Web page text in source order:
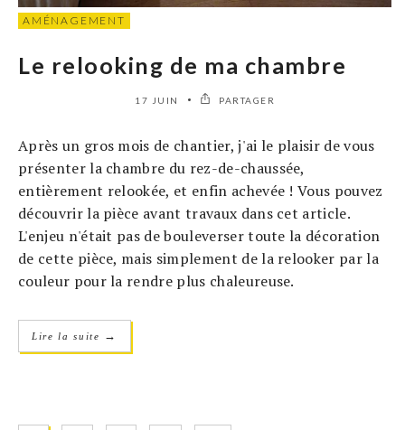
AMÉNAGEMENT
Le relooking de ma chambre
17 JUIN PARTAGER
Après un gros mois de chantier, j'ai le plaisir de vous
présenter la chambre du rez-de-chaussée,
entièrement relookée, et enfin achevée ! Vous pouvez
découvrir la pièce avant travaux dans cet article.
L'enjeu n'était pas de bouleverser toute la décoration
de cette pièce, mais simplement de la relooker par la
couleur pour la rendre plus chaleureuse.
Lire la suite →